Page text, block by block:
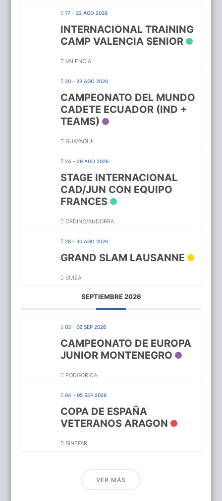
17 - 22 AGO 2026
INTERNACIONAL TRAINING
CAMP VALENCIA SENIOR
VALENCIA
20 - 23 AGO 2026
CAMPEONATO DEL MUNDO
CADETE ECUADOR (IND +
TEAMS)
GUAYAQUIL
24 - 29 AGO 2026
STAGE INTERNACIONAL
CAD/JUN CON EQUIPO
FRANCES
ORDINO/ANDORRA
28 - 30 AGO 2026
GRAND SLAM LAUSANNE
SUIZA
SEPTIEMBRE 2026
03 - 06 SEP 2026
CAMPEONATO DE EUROPA
JUNIOR MONTENEGRO
PODGORICA
04 - 05 SEP 2026
COPA DE ESPAÑA
VETERANOS ARAGON
BINEFAR
VER MÁS